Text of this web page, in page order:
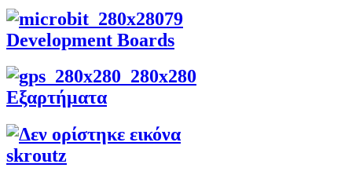
Development Boards
Εξαρτήματα
skroutz